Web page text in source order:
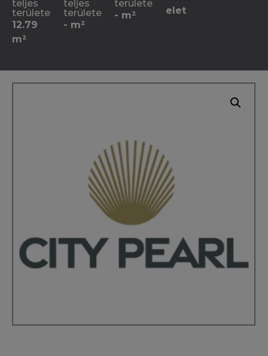
teljes
területe
12.79
m²
teljes
területe
- m²
területe
- m²
elet